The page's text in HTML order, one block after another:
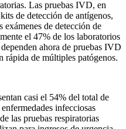
Las pruebas IVD, en
de detección de antígenos,
exámenes de detección de
el 47% de los laboratorios
ahora de pruebas IVD
rápida de múltiples patógenos.
casi el 54% del total de
infecciosas
las pruebas respiratorias